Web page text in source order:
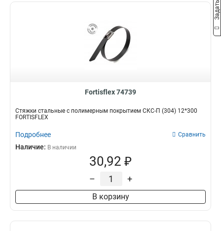
Fortisflex 74739
Стяжки стальные с полимерным покрытием СКС-П (304) 12*300
FORTISFLEX
Подробнее Сравнить
Наличие: В наличии
30,92 ₽
– +
В корзину